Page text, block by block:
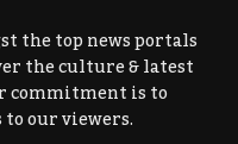
the top news portals
the culture & latest
commitment is to
our viewers.